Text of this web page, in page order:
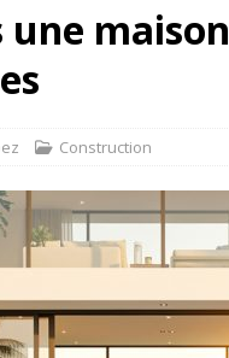
Construction